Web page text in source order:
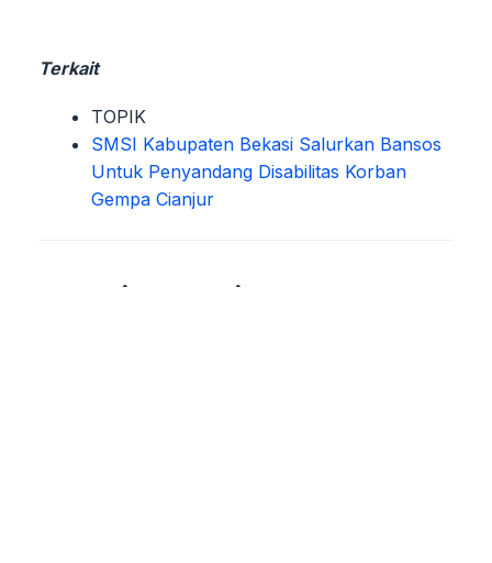
Terkait
TOPIK
SMSI Kabupaten Bekasi Salurkan Bansos
Untuk Penyandang Disabilitas Korban
Gempa Cianjur